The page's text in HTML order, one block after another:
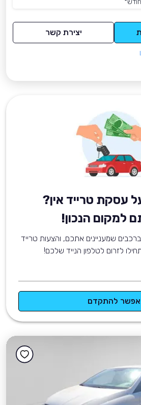
*
יצירת קשר
עסקת טרייד אין?
למקום הנכון!
שמעניינים אתכם, והצעות טרייד
לזרום לטלפון הנייד שלכם!
אפשר להתקדם